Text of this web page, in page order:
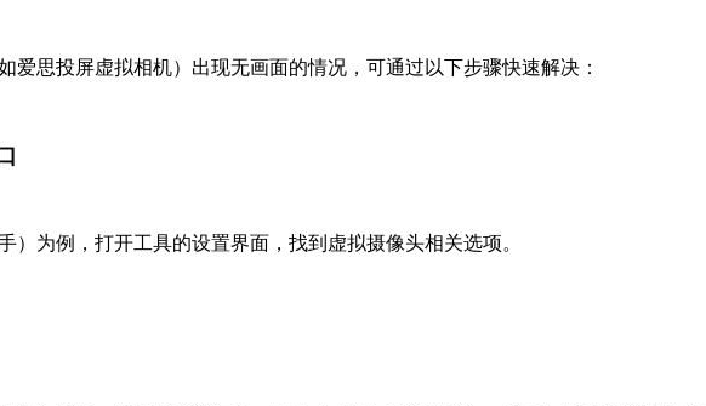
爱思投屏虚拟相机）出现无画面的情况，可通过以下步骤快速解决：
）为例，打开工具的设置界面，找到虚拟摄像头相关选项。